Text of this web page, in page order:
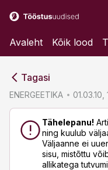
Avaleht Kõik lood
Tagasi
ENERGEETIKA 01.03.10,
Tähelepanu!
ning kuulub
Väljaanne ei
sisu, mistõttu
allikatega